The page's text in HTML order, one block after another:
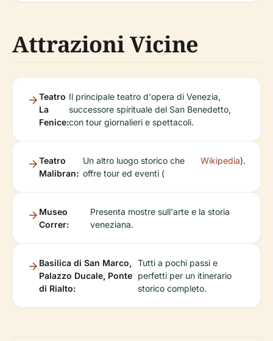
Attrazioni Vicine
Teatro
La
Fenice:
Il principale teatro d'opera di Venezia,
successore spirituale del San Benedetto,
con tour giornalieri e spettacoli.
Teatro
Malibran:
Un altro luogo storico che
offre tour ed eventi (
Wikipedia).
Museo
Correr:
Presenta mostre sull'arte e la storia
veneziana.
Basilica di San Marco,
Palazzo Ducale, Ponte
di Rialto:
Tutti a pochi passi e
perfetti per un itinerario
storico completo.